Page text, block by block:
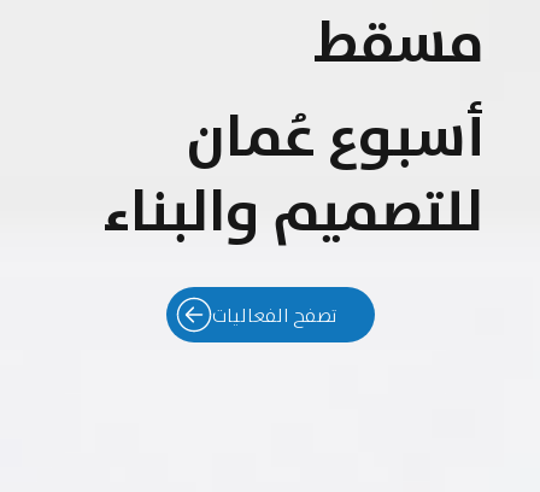
مسقط
أسبوع عُمان
للتصميم والبناء
تصفح الفعاليات